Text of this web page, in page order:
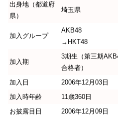
出身地（都道府
県）
埼玉県
加入グループ
AKB48
→HKT48
加入期
3期生（第三期
合格者）
加入日
2006年12月03日
加入時年齢
11歳360日
お披露目日
2006年12月09日